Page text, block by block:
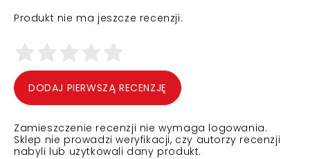
Produkt nie ma jeszcze recenzji.
DODAJ PIERWSZĄ RECENZJĘ
Zamieszczenie recenzji nie wymaga logowania.
Sklep nie prowadzi weryfikacji, czy autorzy recenzji
nabyli lub użytkowali dany produkt.